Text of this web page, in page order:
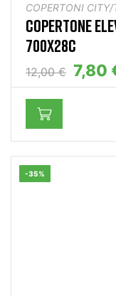
COPERTONI CITY/
COPERTONE
700X28C
12,00 € 7,80
-35%